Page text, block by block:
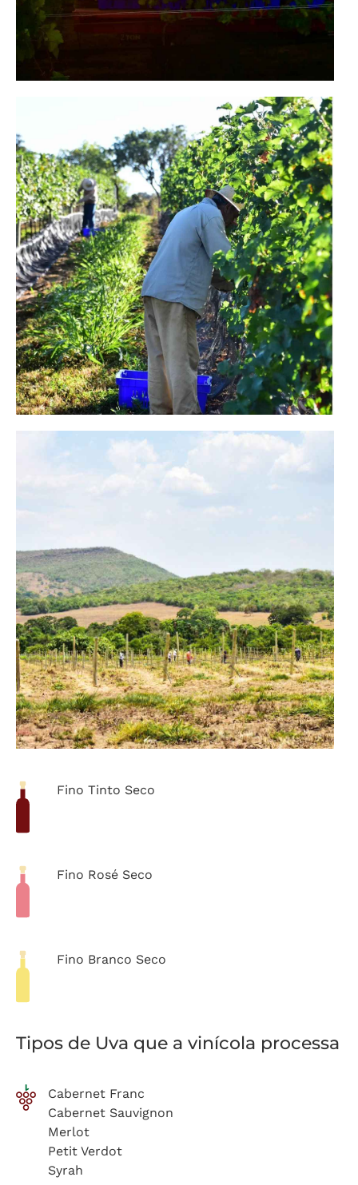
Fino Tinto Seco
Fino Rosé Seco
Fino Branco Seco
Tipos de Uva que a vinícola processa
Cabernet Franc
Cabernet Sauvignon
Merlot
Petit Verdot
Syrah